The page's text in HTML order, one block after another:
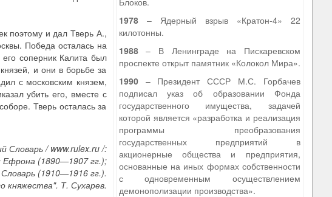
поэтому и дал Тверь А.,
Победа осталась на
соперник Калита был
и они в борьбе за
с московским князем,
убить его, вместе с
Тверь осталась за
Словарь / www.rulex.ru /:
Ефрона (1890—1907 гг.);
(1910—1916 гг.).
княжества". Т. Сухарев.
1978– Ядерный взрыв «Кратон-4» 22
килотонны.
1988– В Ленинграде на Пискаревском
проспекте открыт памятник «Колокол Мира».
1990– Президент СССР М.С. Горбачев
подписал указ об образовании Фонда
государственного имущества, задачей
которой является «разработка и реализация
программы преобразования
государственных предприятий в
акционерные общества и предприятия,
основанные на иных формах собственности
с одновременным осуществлением
демонополизации производства».